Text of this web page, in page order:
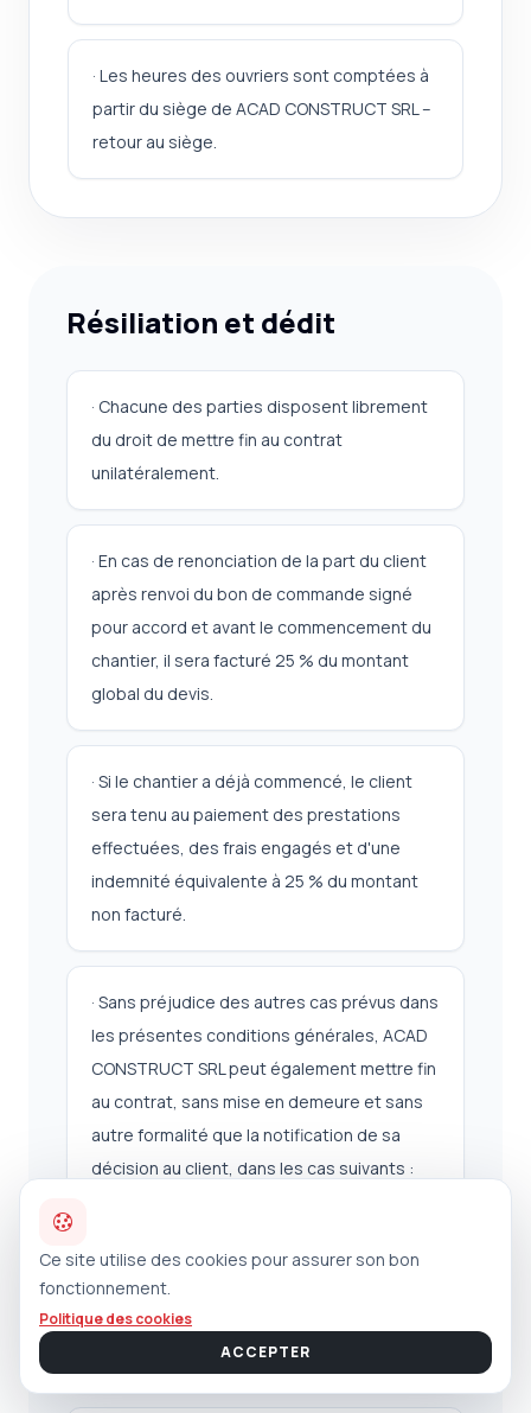
· Les heures des ouvriers sont comptées à
partir du siège de ACAD CONSTRUCT SRL –
retour au siège.
Résiliation et dédit
· Chacune des parties disposent librement
du droit de mettre fin au contrat
unilatéralement.
· En cas de renonciation de la part du client
après renvoi du bon de commande signé
pour accord et avant le commencement du
chantier, il sera facturé 25 % du montant
global du devis.
· Si le chantier a déjà commencé, le client
sera tenu au paiement des prestations
effectuées, des frais engagés et d'une
indemnité équivalente à 25 % du montant
non facturé.
· Sans préjudice des autres cas prévus dans
les présentes conditions générales, ACAD
CONSTRUCT SRL peut également mettre fin
au contrat, sans mise en demeure et sans
autre formalité que la notification de sa
décision au client, dans les cas suivants :
· lorsque le client fait l'objet d'une
procédure de faillite, de réorganisation
judiciaire ou de toute autre procédure
Ce site utilise des cookies pour assurer son bon
fonctionnement.
Politique des cookies
ACCEPTER